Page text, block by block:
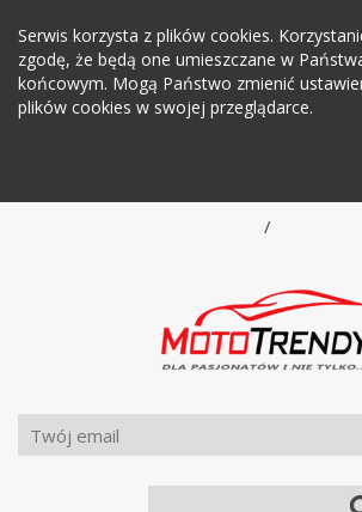
Serwis korzysta z plików cookies.
zgodę, że będą one umieszczane w
końcowym. Mogą Państwo zmienić
plików cookies w swojej przeglądarce.
/